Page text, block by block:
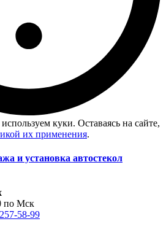
куки. Оставаясь на сайте,
их применения.
и установка автостекол
по Мск
58-99